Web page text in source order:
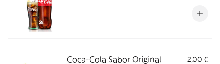
Coca-Cola Sabor Original
2,00 €